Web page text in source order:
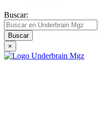
Buscar:
×